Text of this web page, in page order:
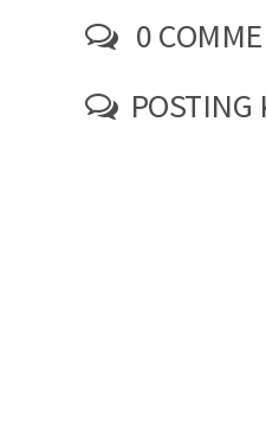
0
POSTING